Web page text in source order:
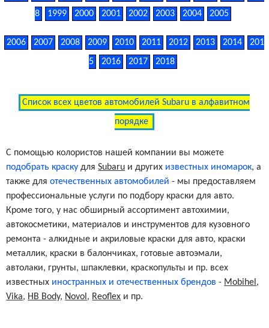
8
1999 2000 2001 2002 2003 2004 2005
2006 2007 2008 2009 2010 2011 2012 2013 2014
201
5
2016 2017 2018
Список всех цветов автомобилей Subaru в алфавитном
порядке
С помощью колористов нашей компании вы можете
подобрать краску дляSubaru и других известных иномарок, а
также дляотечественных автомобилей - мы предоставляем
профессиональные услуги по подбору краски для авто.
Кроме того, у нас обширный ассортимент автохимии,
автокосметики, материалов и инструментов для кузовного
ремонта - алкидные и акриловые краски для авто, краски
металлик, краски в балончиках, готовые автоэмали,
автолаки, грунты, шпаклевки, краскопульты и пр. всех
известных иностранных и отечественных брендов - Mobihel ,
Vika, HB Body, Novol , Reoflex и пр.